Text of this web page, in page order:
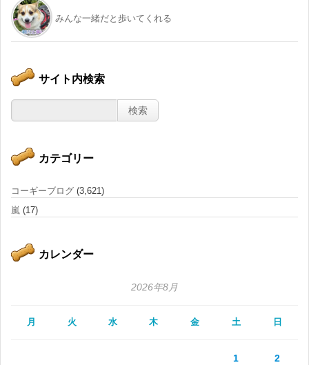
みんな一緒だと歩いてくれる
サイト内検索
カテゴリー
コーギーブログ (3,621)
嵐 (17)
カレンダー
2026年8月
月 火 水 木 金 土 日
1 2